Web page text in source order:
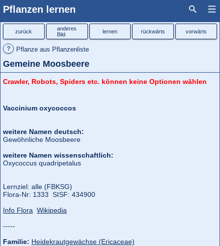
Pflanzen lernen
? Pflanze aus Pflanzenliste
Gemeine Moosbeere
zurück
anderes
Bild
lernen rückwärts vorwärts
Crawler, Robots, Spiders etc. können keine Optionen wählen
Vaccinium oxycoccos
weitere Namen deutsch:
Gewöhnliche Moosbeere
weitere Namen wissenschaftlich:
Oxycoccus quadripetalus
Lernziel: alle (FBKSG)
Flora‑Nr: 1333 SISF: 434900
Info Flora Wikipedia
-----
Familie: Heidekrautgewächse (Ericaceae)